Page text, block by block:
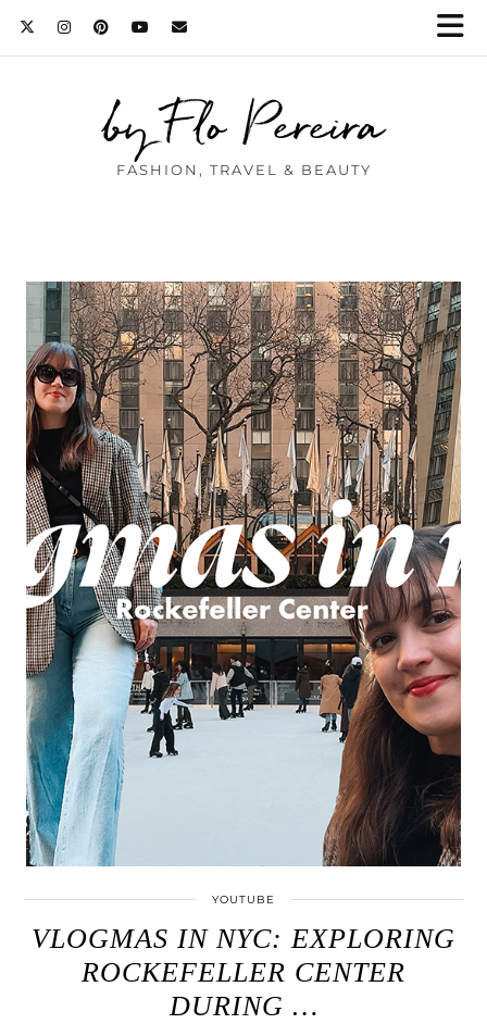
by Flo Pereira
FASHION, TRAVEL & BEAUTY
YOUTUBE
VLOGMAS IN NYC: EXPLORING
ROCKEFELLER CENTER
DURING …